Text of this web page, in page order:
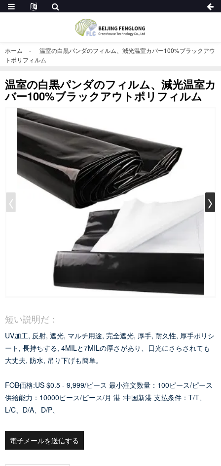
ホーム
温室の白黒パンダのフィルム、減光温室カバー100%ブラックアウ
トポリフィルム
温室の白黒パンダのフィルム、減光温室カ
バー100%ブラックアウトポリフィルム
短い説明だ：
UV加工, 反射, 遮光, マルチ用途, 完全遮光, 厚手, 耐久性, 厚手ポリシ
ート, 長持ちする, 4MILと7MILの厚さがあり、日光にさらされても
大丈夫, 防水, 吊り下げも簡単。
FOB価格:US $0.5 - 9,999/ピース 最小注文数量：100ピース/ピース
供給能力：10000ピース/ピース/月 港 :中国新港 支払条件：T/T、
L/C、D/A、D/P、
電子メールを送信する